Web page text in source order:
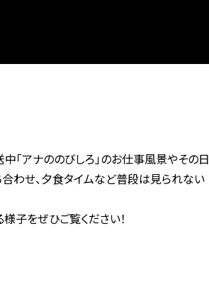
アナののびしろ」のお仕事風景やその日
わせ、夕食タイムなど普段は見られない
子をぜひご覧ください！